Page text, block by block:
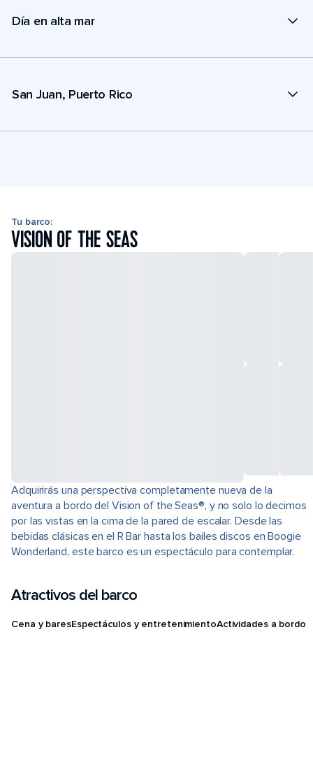
Día en alta mar
San Juan, Puerto Rico
Tu barco:
VISION OF THE SEAS
Adquirirás una perspectiva completamente nueva de la
aventura a bordo del Vision of the Seas®, y no solo lo decimos
por las vistas en la cima de la pared de escalar. Desde las
bebidas clásicas en el R Bar hasta los bailes discos en Boogie
Wonderland, este barco es un espectáculo para contemplar.
Atractivos del barco
Cena y baresEspectáculos y entretenimientoActividades a bordo